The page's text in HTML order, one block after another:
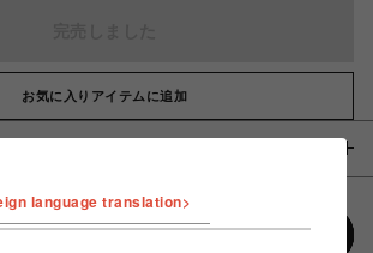
お気に入りアイテムに追加
language translation>